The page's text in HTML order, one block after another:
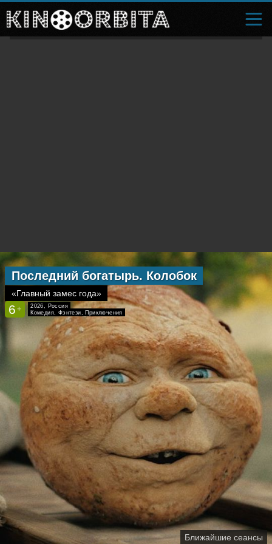
Последний богатырь. Колобок
«Главный замес года»
6 +
2026, Россия
Комедия, Фэнтези, Приключения
Ближайшие сеансы
«Дети
6+